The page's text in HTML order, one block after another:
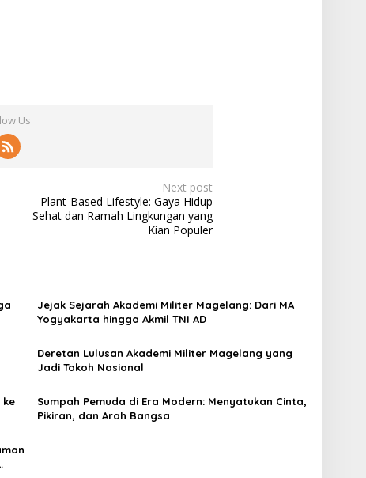
Us
Next post
Plant-Based Lifestyle: Gaya Hidup
Sehat dan Ramah Lingkungan yang
Kian Populer
Jejak Sejarah Akademi Militer Magelang: Dari MA
Yogyakarta hingga Akmil TNI AD
Deretan Lulusan Akademi Militer Magelang yang
Jadi Tokoh Nasional
ke
Sumpah Pemuda di Era Modern: Menyatukan Cinta,
Pikiran, dan Arah Bangsa